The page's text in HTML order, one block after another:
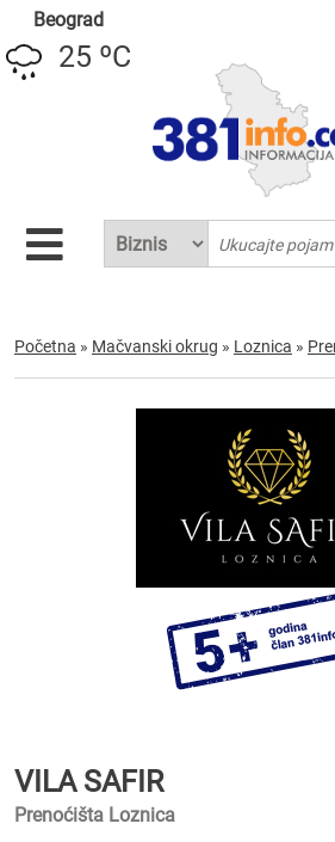
Beograd
25 ºC
Početna » Mačvanski okrug » Loznica »
VILA SAFIR
Prenoćišta Loznica